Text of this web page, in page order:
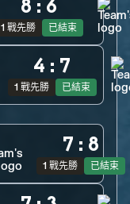
8 : 6
1 戰先勝 已結束
4 : 7
1 戰先勝 已結束
7 : 8
1 戰先勝 已結束